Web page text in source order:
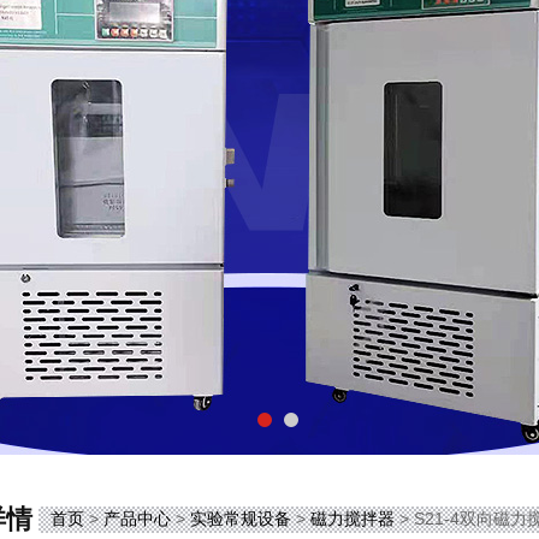
情 首页>产品中心>实验常规设备>磁力搅拌器> S21-4双向磁力